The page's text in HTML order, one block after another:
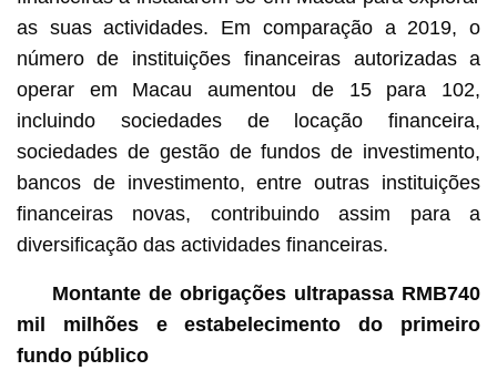
as suas actividades. Em comparação a 2019, o
número de instituições financeiras autorizadas a
operar em Macau aumentou de 15 para 102,
incluindo sociedades de locação financeira,
sociedades de gestão de fundos de investimento,
bancos de investimento, entre outras instituições
financeiras novas, contribuindo assim para a
diversificação das actividades financeiras.
Montante de obrigações ultrapassa RMB740
mil milhões e estabelecimento do primeiro
fundo público